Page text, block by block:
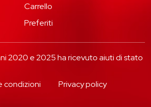
Carrello
Preferiti
2020 e 2025 ha ricevuto aiuti di stato
condizioni Privacy policy